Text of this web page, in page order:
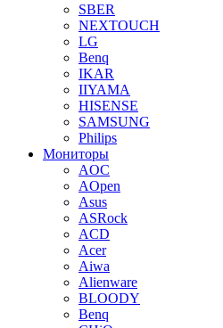
SBER
NEXTOUCH
LG
Benq
IKAR
IIYAMA
HISENSE
SAMSUNG
Philips
Мониторы
AOC
AOpen
Asus
ASRock
ACD
Acer
Aiwa
Alienware
BLOODY
Benq